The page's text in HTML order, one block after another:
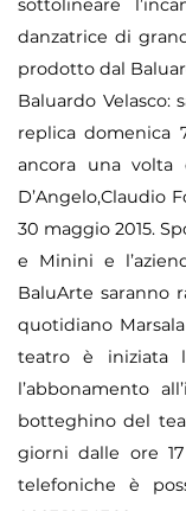
sottolineare
danzatrice di
prodotto dal
Baluardo Velasco:
replica domenica
ancora una volta
D’Angelo,Claudio
30 maggio 2015.
e Minini e
BaluArte saranno
quotidiano
teatro è iniziata
l’abbonamento
botteghino del
giorni dalle ore
telefoniche è